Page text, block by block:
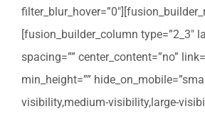
[fusion_builder_column type=”2_3″
spacing=”” center_content=”no”
min_height=””
visibility,medium-visibility,large-